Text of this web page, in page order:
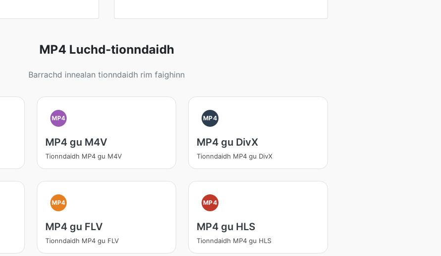
MP4 Luchd-tionndaidh
Barrachd innealan tionndaidh rim faighinn
MP4
MP4 gu M4V
Tionndaidh MP4 gu M4V
MP4
MP4 gu DivX
Tionndaidh MP4 gu DivX
MP4
MP4 gu FLV
Tionndaidh MP4 gu FLV
MP4
MP4 gu HLS
Tionndaidh MP4 gu HLS